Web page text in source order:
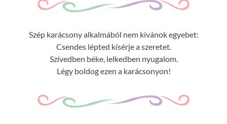
Szép karácsony alkalmából nem kívánok egyebet:
Csendes lépted kísérje a szeretet.
Szívedben béke, lelkedben nyugalom.
Légy boldog ezen a karácsonyon!